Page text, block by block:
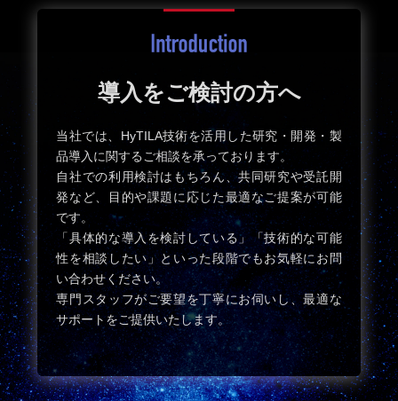
導入をご検討の方へ
当社では、HyTILA技術を活用した研究・開発・製
品導入に関するご相談を承っております。
自社での利用検討はもちろん、共同研究や受託開
発など、目的や課題に応じた最適なご提案が可能
です。
「具体的な導入を検討している」「技術的な可能
性を相談したい」といった段階でもお気軽にお問
い合わせください。
専門スタッフがご要望を丁寧にお伺いし、最適な
サポートをご提供いたします。